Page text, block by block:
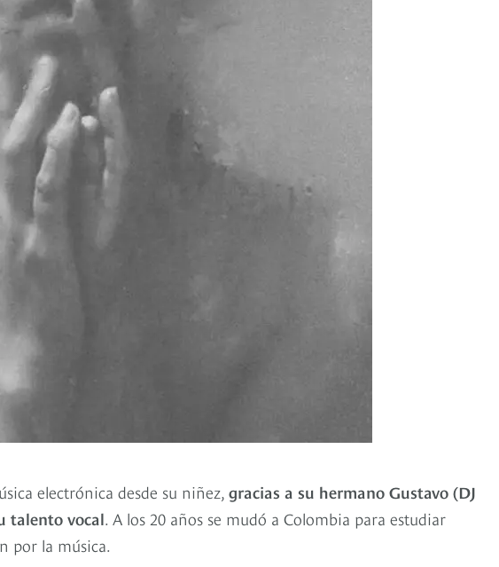
electrónica desde su niñez, gracias a su hermano Gustavo (DJ
talento vocal. A los 20 años se mudó a Colombia para estudiar
por la música.